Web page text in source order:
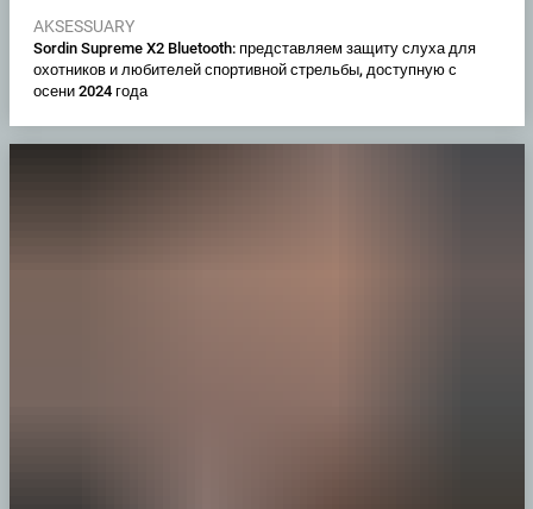
AKSESSUARY
Sordin Supreme X2 Bluetooth: представляем защиту слуха для
охотников и любителей спортивной стрельбы, доступную с
осени 2024 года